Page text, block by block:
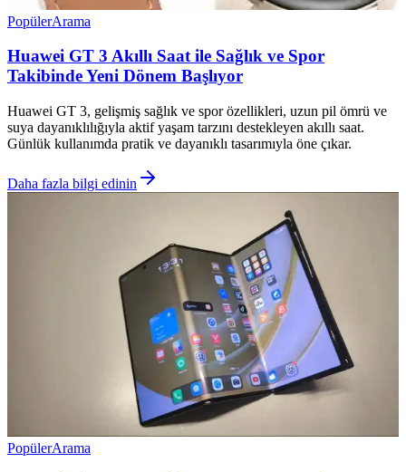
PopülerArama
Huawei GT 3 Akıllı Saat ile Sağlık ve Spor
Takibinde Yeni Dönem Başlıyor
Huawei GT 3, gelişmiş sağlık ve spor özellikleri, uzun pil ömrü ve
suya dayanıklılığıyla aktif yaşam tarzını destekleyen akıllı saat.
Günlük kullanımda pratik ve dayanıklı tasarımıyla öne çıkar.
Daha fazla bilgi edinin
PopülerArama